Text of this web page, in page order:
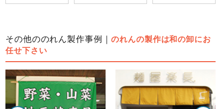
その他ののれん製作事例｜のれんの製作は和の卸にお
任せ下さい